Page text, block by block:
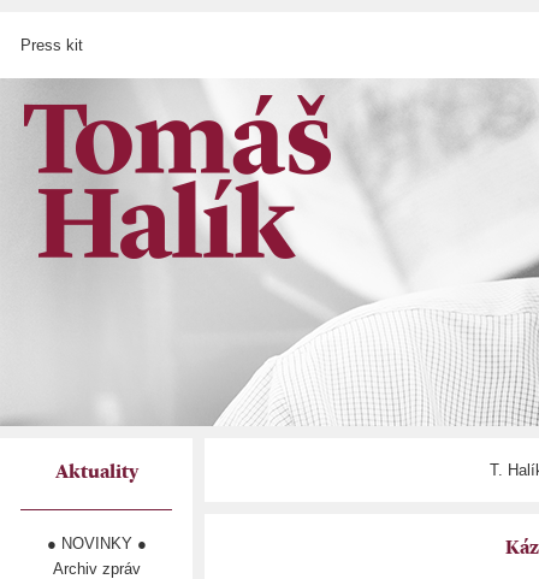
Press kit
Aktuality
● NOVINKY ●
Archiv zpráv
T.